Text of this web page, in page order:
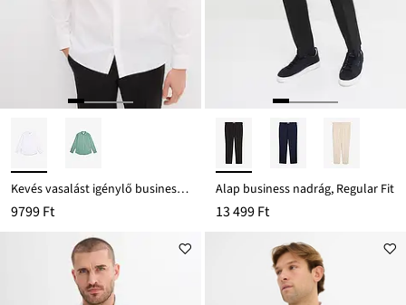
Kevés vasalást igénylő business-ing pamutból, Regular Fit
9799 Ft
Alap business nadrág, Regular Fit
13 499 Ft